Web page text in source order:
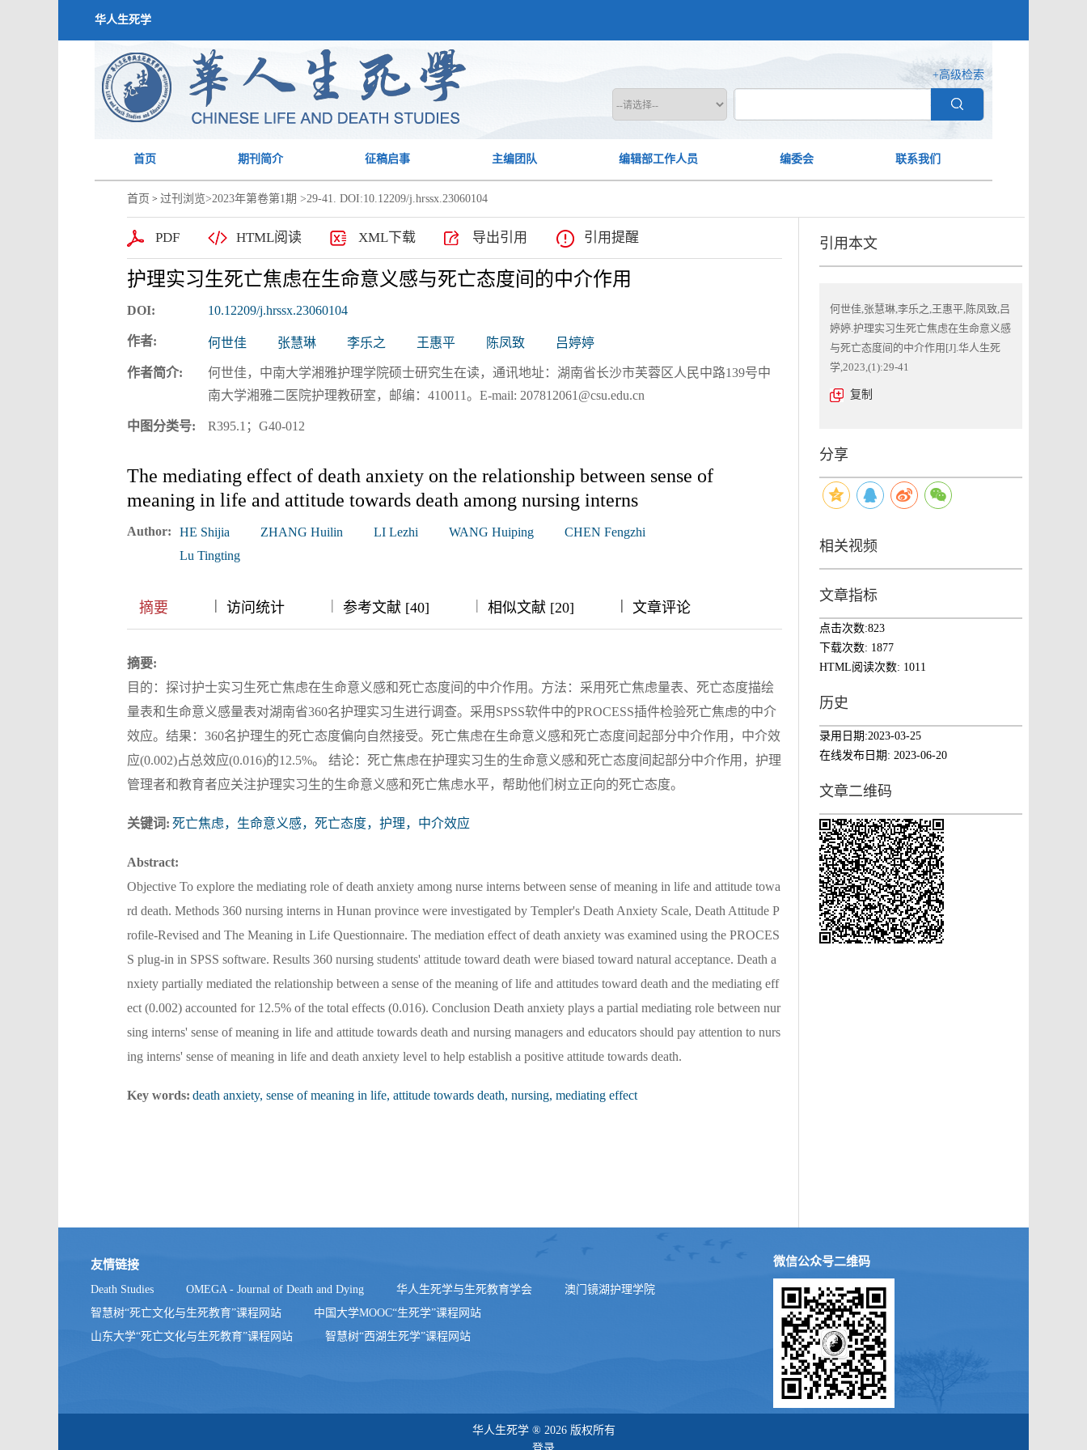
华人生死学
+高级检索
首页 期刊简介 征稿启事 主编团队 编辑部工作人员 编委会 联系我们
首页 > 过刊浏览>2023年第卷第1期 >29-41. DOI:10.12209/j.hrssx.23060104
PDF HTML阅读 XML下载 导出引用 引用提醒
护理实习生死亡焦虑在生命意义感与死亡态度间的中介作用
DOI: 10.12209/j.hrssx.23060104
作者: 何世佳 张慧琳 李乐之 王惠平 陈凤致 吕婷婷
作者简介:
何世佳，中南大学湘雅护理学院硕士研究生在读，通讯地址：湖南省长沙市芙蓉区人民中路139号中
南大学湘雅二医院护理教研室，邮编：410011。E-mail: 207812061@csu.edu.cn
中图分类号: R395.1；G40-012
The mediating effect of death anxiety on the relationship between sense of
meaning in life and attitude towards death among nursing interns
Author: HE Shijia ZHANG Huilin LI Lezhi WANG Huiping
CHEN Fengzhi
Lu Tingting
摘要 || 访问统计 | 参考文献 [40] | 相似文献 [20] ||| 文章评论
摘要:
目的：探讨护士实习生死亡焦虑在生命意义感和死亡态度间的中介作用。方法：采用死亡焦虑量表、死亡态度描绘
量表和生命意义感量表对湖南省360名护理实习生进行调查。采用SPSS软件中的PROCESS插件检验死亡焦虑的中介
效应。结果：360名护理生的死亡态度偏向自然接受。死亡焦虑在生命意义感和死亡态度间起部分中介作用，中介效
应(0.002)占总效应(0.016)的12.5%。 结论：死亡焦虑在护理实习生的生命意义感和死亡态度间起部分中介作用，护理
管理者和教育者应关注护理实习生的生命意义感和死亡焦虑水平，帮助他们树立正向的死亡态度。
关键词: 死亡焦虑，生命意义感，死亡态度，护理，中介效应
Abstract:
Objective To explore the mediating role of death anxiety among nurse interns between sense of meaning in life and attitude towa
rd death. Methods 360 nursing interns in Hunan province were investigated by Templer's Death Anxiety Scale, Death Attitude P
rofile-Revised and The Meaning in Life Questionnaire. The mediation effect of death anxiety was examined using the PROCES
S plug-in in SPSS software. Results 360 nursing students' attitude toward death were biased toward natural acceptance. Death a
nxiety partially mediated the relationship between a sense of the meaning of life and attitudes toward death and the mediating eff
ect (0.002) accounted for 12.5% of the total effects (0.016). Conclusion Death anxiety plays a partial mediating role between nur
sing interns' sense of meaning in life and attitude towards death and nursing managers and educators should pay attention to nurs
ing interns' sense of meaning in life and death anxiety level to help establish a positive attitude towards death.
Key words: death anxiety, sense of meaning in life, attitude towards death, nursing, mediating effect
引用本文
何世佳,张慧琳,李乐之,王惠平,陈凤致,吕
婷婷.护理实习生死亡焦虑在生命意义感
与死亡态度间的中介作用[J].华人生死
学,2023,(1):29-41
复制
分享
相关视频
文章指标
点击次数:823
下载次数: 1877
HTML阅读次数: 1011
历史
录用日期:2023-03-25
在线发布日期: 2023-06-20
文章二维码
友情链接
Death Studies OMEGA - Journal of Death and Dying 华人生死学与生死教育学会
澳门镜湖护理学院
智慧树“死亡文化与生死教育”课程网站
中国大学MOOC“生死学”课程网站
山东大学“死亡文化与生死教育”课程网站
智慧树“西湖生死学”课程网站
微信公众号二维码
华人生死学 ® 2026 版权所有